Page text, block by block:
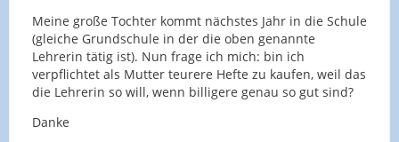
Meine große Tochter kommt nächstes Jahr in die Schule
(gleiche Grundschule in der die oben genannte
Lehrerin tätig ist). Nun frage ich mich: bin ich
verpflichtet als Mutter teurere Hefte zu kaufen, weil das
die Lehrerin so will, wenn billigere genau so gut sind?
Danke